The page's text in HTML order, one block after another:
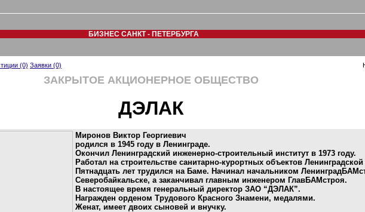
БИЗНЕС САНКТ - ПЕТЕРБУРГА
(0) Заявки (0)
ЗАКРЫТОЕ АКЦИОНЕРНОЕ ОБЩЕСТВО
ДЭЛАК
Миронов Виктор Георгиевич
родился в 1945 году в Ленинграде.
Окончил Ленинградский инженерно-строительный институт в 1973 году.
Работал на строительстве санитарно-курортных объектов Ленинградской
Пятнадцать лет трудился на Баме. Начинал начальником
Северобайкальске, а заканчивал главным инженером ГлавБАМстроя.
В настоящее время генеральный директор ЗАО “ДЭЛАК”.
Награжден орденом Трудового Красного Знамени, медалями.
Женат, имеет двоих сыновей и внучку.